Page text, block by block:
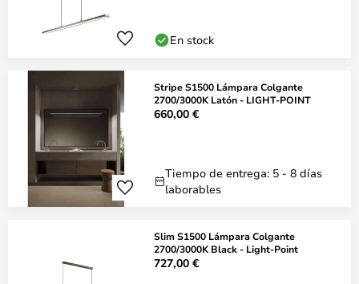
En stock
Stripe S1500 Lámpara Colgante
2700/3000K Latón - LIGHT-POINT
660,00 €
Tiempo de entrega: 5 - 8 días
laborables
Slim S1500 Lámpara Colgante
2700/3000K Black - Light-Point
727,00 €